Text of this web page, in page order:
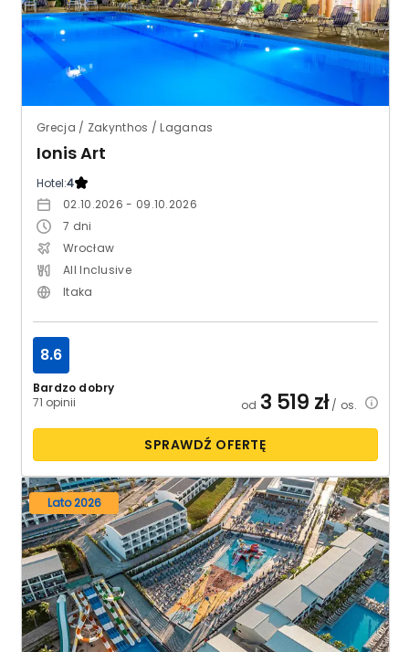
Grecja / Zakynthos / Laganas
Ionis Art
Hotel:4
02.10.2026 - 09.10.2026
7 dni
Wrocław
All Inclusive
Itaka
Bardzo dobry
71 opinii
8.6
od 3 519 zł/ os.
SPRAWDŹ OFERTĘ
Lato 2026